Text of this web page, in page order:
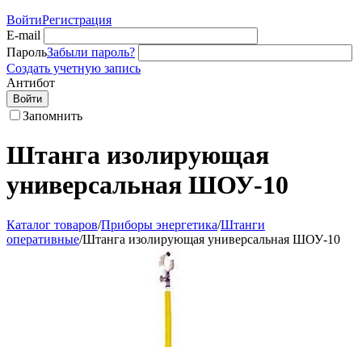
ВойтиРегистрация
E-mail
ПарольЗабыли пароль?
Создать учетную запись
Антибот
Войти
Запомнить
Штанга изолирующая
универсальная ШОУ-10
Каталог товаров/Приборы энергетика/Штанги
оперативные/Штанга изолирующая универсальная ШОУ-10